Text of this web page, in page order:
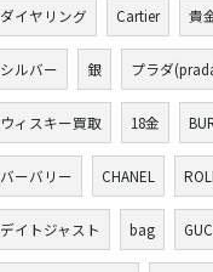
ダイヤリング Cartier 貴
シルバー 銀 プラダ
ウィスキー買取 18金
バーバリー CHANEL
デイトジャスト bag